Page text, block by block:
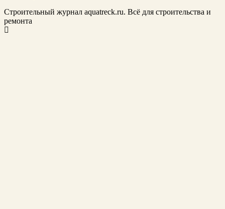
Строительный журнал aquatreck.ru. Всё для строительства и
ремонта